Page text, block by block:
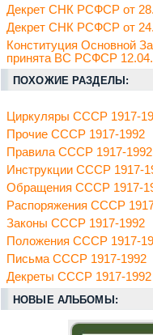
Декрет СНК РСФСР от
Декрет СНК РСФСР от
Конституция Основной
принята ВС РСФСР
ПОХОЖИЕ РАЗДЕЛЫ:
Циркуляры СССР 1917-
Прочие СССР 1917-1992
Правила СССР 1917-1992
Инструкции СССР 1917-
Обращения СССР 1917-
Распоряжения СССР
Законы СССР 1917-1992
Положения СССР 1917-
Письма СССР 1917-1992
Декреты СССР 1917-1992
НОВЫЕ АЛЬБОМЫ: